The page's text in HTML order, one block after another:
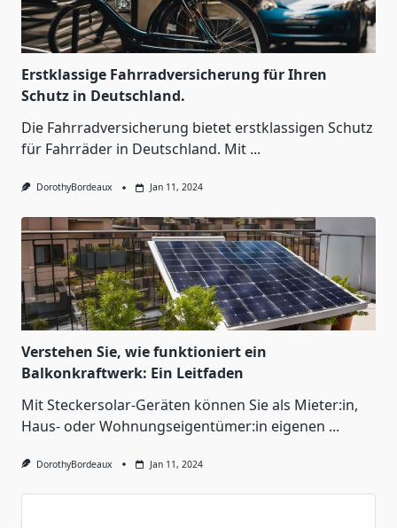
Erstklassige Fahrradversicherung für Ihren
Schutz in Deutschland.
Die Fahrradversicherung bietet erstklassigen Schutz
für Fahrräder in Deutschland. Mit ...
DorothyBordeaux Jan 11, 2024
Verstehen Sie, wie funktioniert ein
Balkonkraftwerk: Ein Leitfaden
Mit Steckersolar-Geräten können Sie als Mieter:in,
Haus- oder Wohnungseigentümer:in eigenen ...
DorothyBordeaux Jan 11, 2024